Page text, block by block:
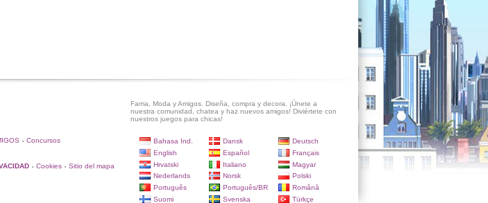
Fama, Moda y Amigos. Diseña, compra y decora. ¡Únete a
nuestra comunidad, chatea y haz nuevos amigos! Diviértete con
nuestros juegos para chicas!
• Concursos
• Cookies • Sitio del mapa
Bahasa Ind. Dansk
Deutsch
English
Español
Français
Hrvatski
Italiano
Magyar
Nederlands
Norsk
Polski
Português
Português/BR
Română
Suomi
Svenska Türkçe